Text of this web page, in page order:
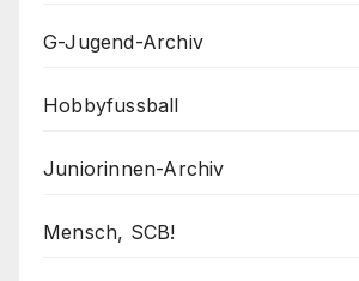
G-Jugend-Archiv
Hobbyfussball
Juniorinnen-Archiv
Mensch, SCB!